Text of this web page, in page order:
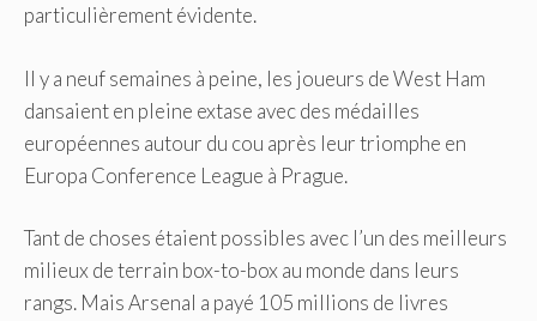
particulièrement évidente.
Il y a neuf semaines à peine, les joueurs de West Ham
dansaient en pleine extase avec des médailles
européennes autour du cou après leur triomphe en
Europa Conference League à Prague.
Tant de choses étaient possibles avec l’un des meilleurs
milieux de terrain box-to-box au monde dans leurs
rangs. Mais Arsenal a payé 105 millions de livres